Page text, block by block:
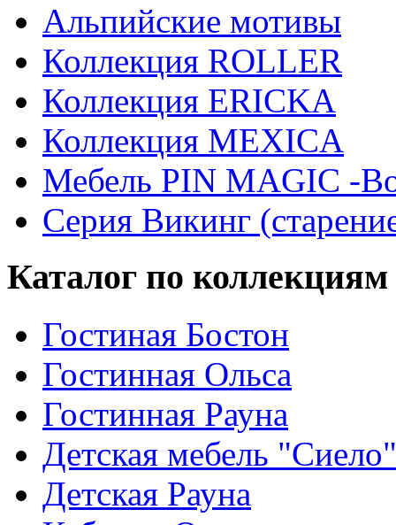
Альпийские мотивы
Коллекция ROLLER
Коллекция ERICKA
Коллекция MEXICA
Мебель PIN MAGIС -
Серия Викинг
Каталог по коллекциям
Гостиная Бостон
Гостинная Ольса
Гостинная Рауна
Детская мебель "Сиело"
Детская Рауна